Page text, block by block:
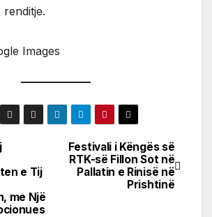
renditje.
Images
Festivali i Këngës së
RTK-së Fillon Sot në
Pallatin e Rinisë në
Prishtinë
e Tij
me Një